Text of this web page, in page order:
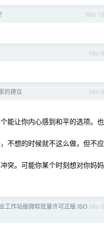
Mar 16
Mar 6
Mar 6
的建议
能让你内心感到和平的选项。也
不想的时候就不这么做，但不应
突。可能你某个时刻想对你妈妈
Mar 6
工作站版微软批量许可正版 ISO